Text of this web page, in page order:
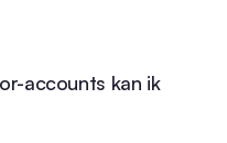
accounts kan ik